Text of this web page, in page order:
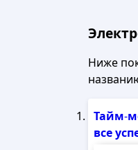
Ниже
Тайм-
все